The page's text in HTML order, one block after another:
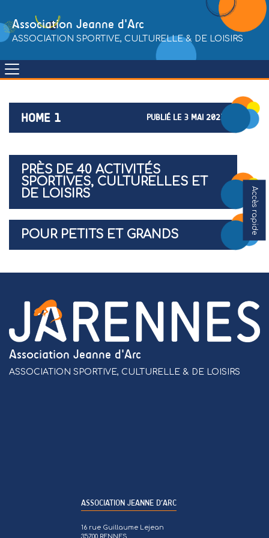
content
Association Jeanne d'Arc
ASSOCIATION SPORTIVE, CULTURELLE & DE LOISIRS
HOME 1 PUBLIÉ LE 3 MAI 2021
PRÈS DE 40 ACTIVITÉS
SPORTIVES, CULTURELLES ET
DE LOISIRS
POUR PETITS ET GRANDS Accès rapide
Association Jeanne d'Arc
ASSOCIATION SPORTIVE, CULTURELLE & DE LOISIRS
ASSOCIATION JEANNE D’ARC
16 rue Guillaume Lejean
35700 RENNES